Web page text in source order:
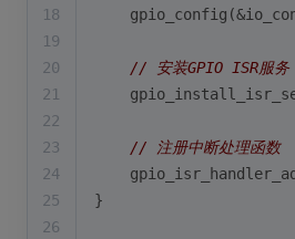
18
19
20
// 安装GPIO ISR服务
21
22
23
// 注册中断处理函数
24
25
}
26